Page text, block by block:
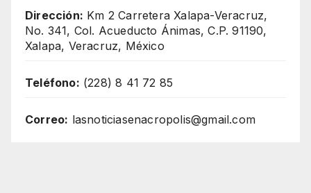
Dirección: Km 2 Carretera Xalapa-Veracruz,
No. 341, Col. Acueducto Ánimas, C.P. 91190,
Xalapa, Veracruz, México
Teléfono: (228) 8 41 72 85
Correo: lasnoticiasenacropolis@gmail.com